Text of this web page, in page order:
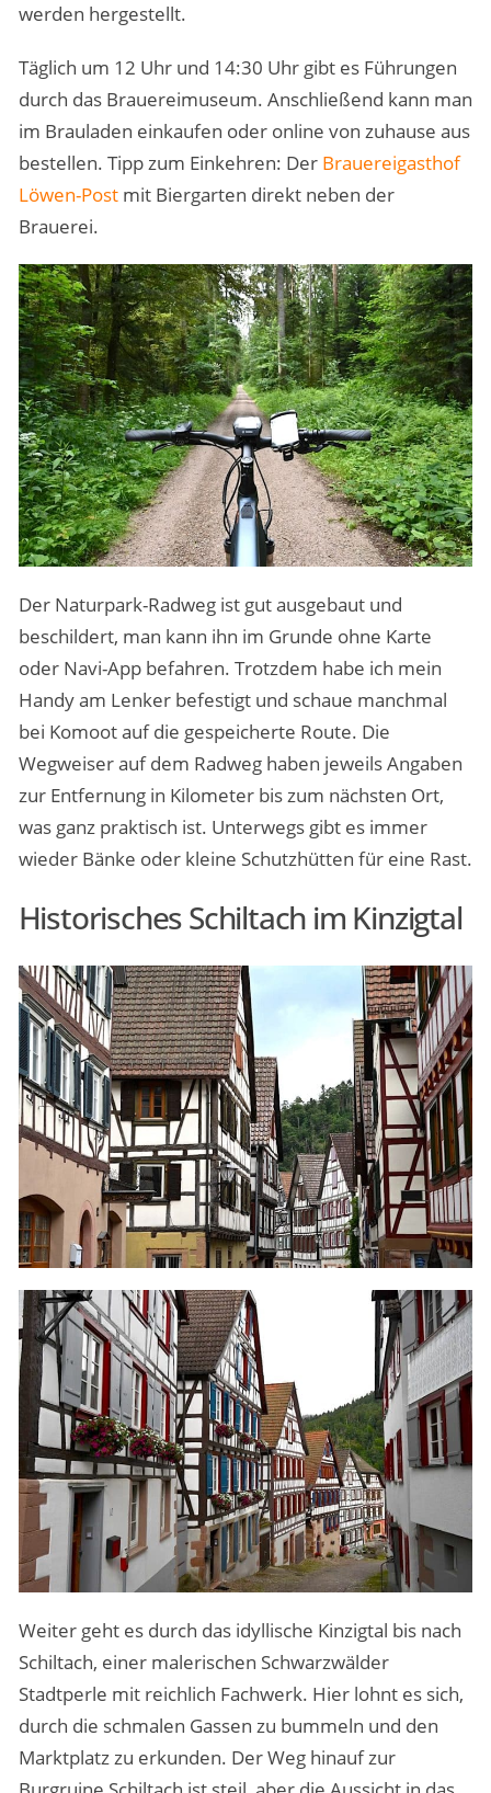
werden hergestellt.
Täglich um 12 Uhr und 14:30 Uhr gibt es Führungen
durch das Brauereimuseum. Anschließend kann man
im Brauladen einkaufen oder online von zuhause aus
bestellen. Tipp zum Einkehren: Der Brauereigasthof
Löwen-Postmit Biergarten direkt neben der
Brauerei.
Der Naturpark-Radweg ist gut ausgebaut und
beschildert, man kann ihn im Grunde ohne Karte
oder Navi-App befahren. Trotzdem habe ich mein
Handy am Lenker befestigt und schaue manchmal
bei Komoot auf die gespeicherte Route. Die
Wegweiser auf dem Radweg haben jeweils Angaben
zur Entfernung in Kilometer bis zum nächsten Ort,
was ganz praktisch ist. Unterwegs gibt es immer
wieder Bänke oder kleine Schutzhütten für eine Rast.
Historisches Schiltach im Kinzigtal
Weiter geht es durch das idyllische Kinzigtal bis nach
Schiltach, einer malerischen Schwarzwälder
Stadtperle mit reichlich Fachwerk. Hier lohnt es sich,
durch die schmalen Gassen zu bummeln und den
Marktplatz zu erkunden. Der Weg hinauf zur